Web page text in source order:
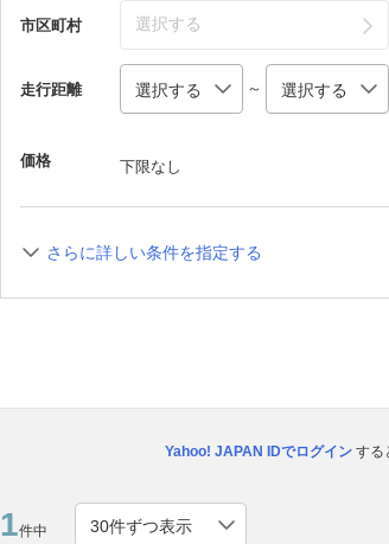
市区町村 選択する
走行距離 ～
価格 下限なし
さらに詳しい条件を指定する
Yahoo! JAPAN IDでログインする
1件中